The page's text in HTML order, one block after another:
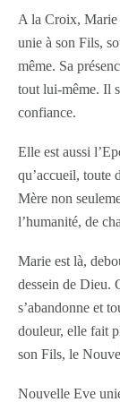
A la Croix, Marie
unie à son Fils,
même. Sa
tout lui-même. Il
confiance.
Elle est aussi
qu’accueil, toute
Mère non
l’humanité, de
Marie est là,
dessein de Dieu.
s’abandonne et
douleur, elle fait
son Fils, le
Nouvelle Eve